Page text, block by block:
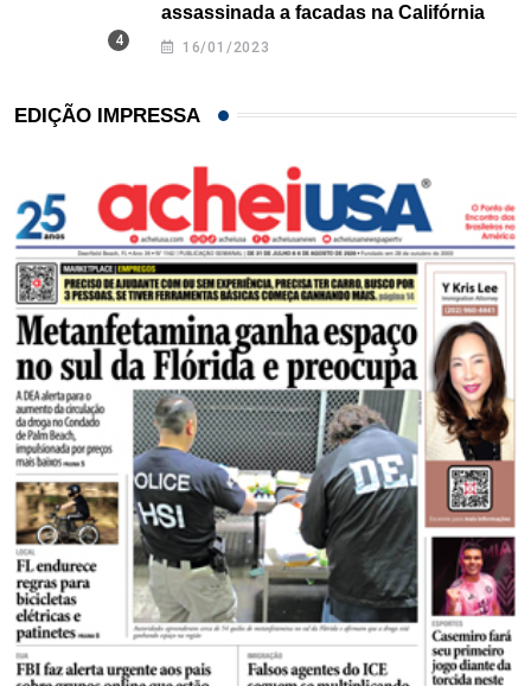
assassinada a facadas na Califórnia
16/01/2023
EDIÇÃO IMPRESSA